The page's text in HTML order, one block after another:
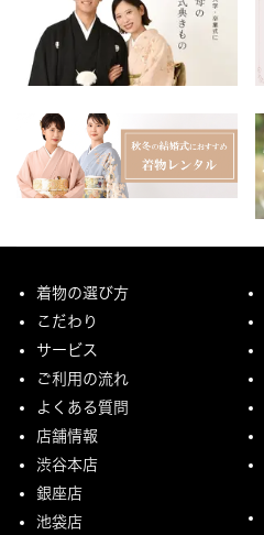
着物の選び方
こだわり
サービス
ご利用の流れ
よくある質問
店舗情報
渋谷本店
銀座店
池袋店